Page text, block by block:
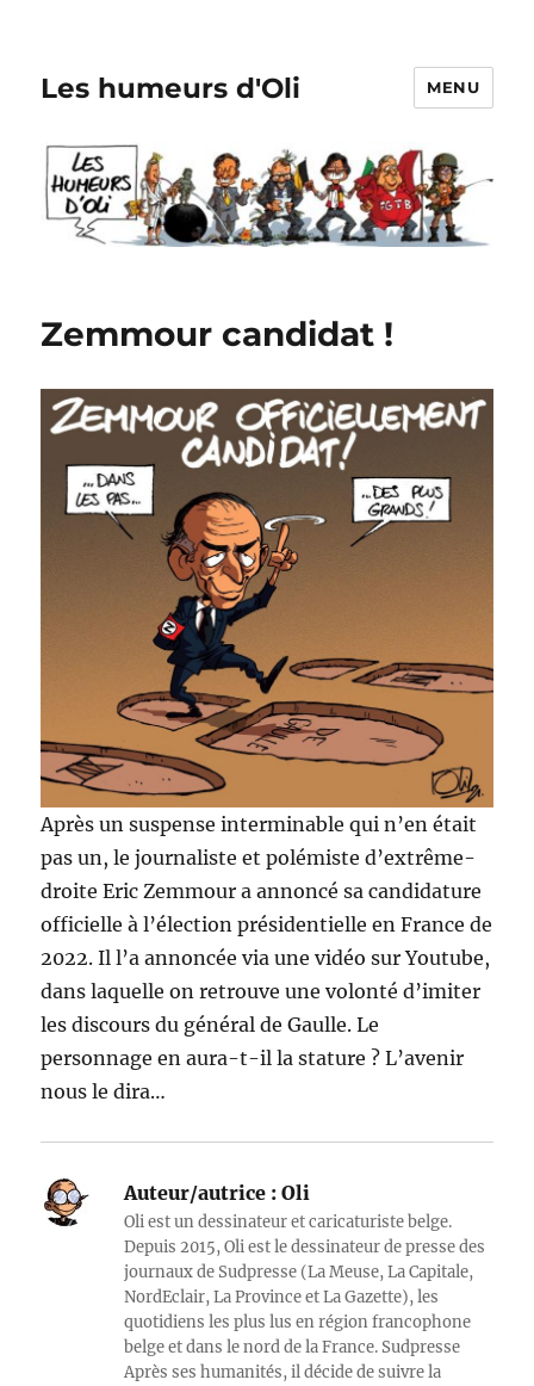
Les humeurs d'Oli MENU
Zemmour candidat !
Après un suspense interminable qui n’en était
pas un, le journaliste et polémiste d’extrême-
droite Eric Zemmour a annoncé sa candidature
officielle à l’élection présidentielle en France de
2022. Il l’a annoncée via une vidéo sur Youtube,
dans laquelle on retrouve une volonté d’imiter
les discours du général de Gaulle. Le
personnage en aura-t-il la stature ? L’avenir
nous le dira…
Auteur/autrice : Oli
Oli est un dessinateur et caricaturiste belge.
Depuis 2015, Oli est le dessinateur de presse des
journaux de Sudpresse (La Meuse, La Capitale,
NordEclair, La Province et La Gazette), les
quotidiens les plus lus en région francophone
belge et dans le nord de la France. Sudpresse
Après ses humanités, il décide de suivre la